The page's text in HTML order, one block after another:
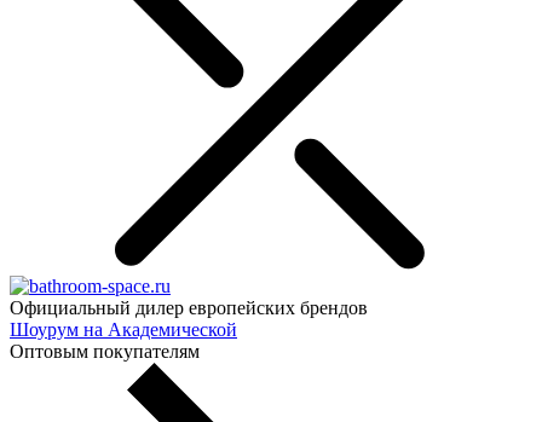
Официальный дилер европейских брендов
Шоурум на Академической
Оптовым покупателям